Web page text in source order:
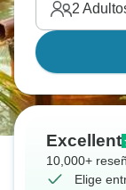
2
Excellent
10,000+
Elige